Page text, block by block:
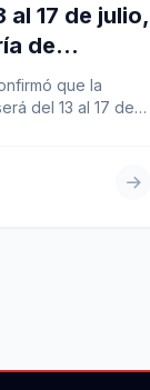
al 17 de julio,
de
que la
del 13 al 17 de